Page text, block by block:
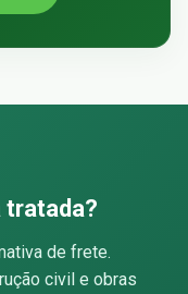
tratada?
de frete.
civil e obras